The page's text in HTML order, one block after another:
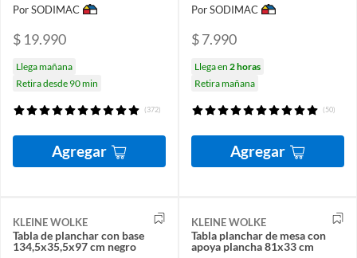
Por SODIMAC
$ 19.990
Llega mañana
Retira desde 90 min
(372)
Agregar
Por SODIMAC
$ 7.990
Llega en 2 horas
Retira mañana
(50)
Agregar
KLEINE WOLKE
Tabla de planchar con base
134,5x35,5x97 cm negro
KLEINE WOLKE
Tabla planchar de mesa con
apoya plancha 81x33 cm